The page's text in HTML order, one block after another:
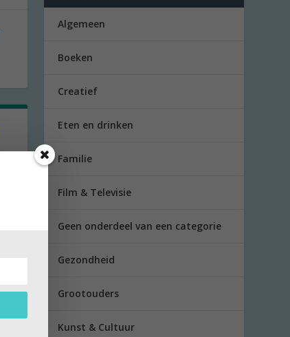
Algemeen
Boeken
Creatief
Eten en drinken
Familie
Film & Televisie
Geen onderdeel van een categorie
Gezondheid
Grootouders
Kunst & Cultuur